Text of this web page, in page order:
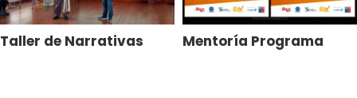
Taller de Narrativas
Mentoría Programa